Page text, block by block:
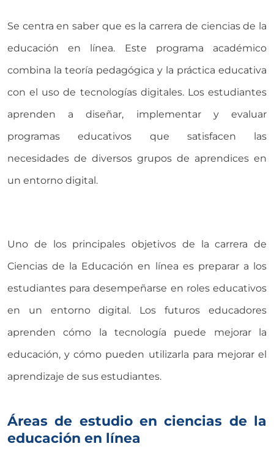
Se centra en saber que es la carrera de ciencias de la
educación en línea. Este programa académico
combina la teoría pedagógica y la práctica educativa
con el uso de tecnologías digitales. Los estudiantes
aprenden a diseñar, implementar y evaluar
programas educativos que satisfacen las
necesidades de diversos grupos de aprendices en
un entorno digital.
Uno de los principales objetivos de la carrera de
Ciencias de la Educación en línea es preparar a los
estudiantes para desempeñarse en roles educativos
en un entorno digital. Los futuros educadores
aprenden cómo la tecnología puede mejorar la
educación, y cómo pueden utilizarla para mejorar el
aprendizaje de sus estudiantes.
Áreas de estudio en ciencias de la
educación en línea